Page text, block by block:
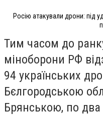
Росію атакували дрони: під
Тим часом до
міноборони РФ
94 українських
Бєлгородською
Брянською, по